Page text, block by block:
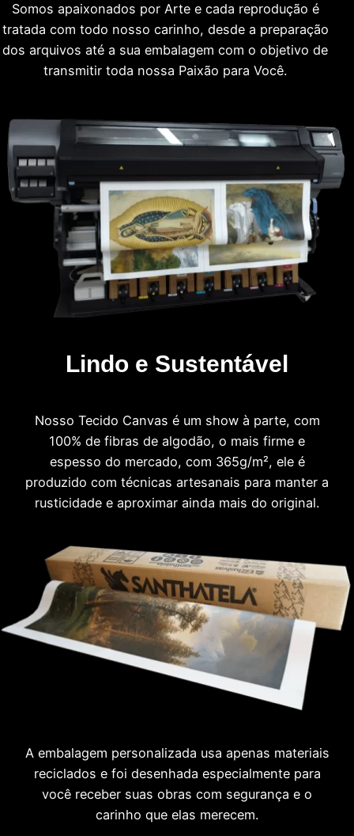
Somos apaixonados por Arte e cada reprodução é
tratada com todo nosso carinho, desde a preparação
dos arquivos até a sua embalagem com o objetivo de
transmitir toda nossa Paixão para Você.
Lindo e Sustentável
Nosso Tecido Canvas é um show à parte, com
100% de fibras de algodão, o mais firme e
espesso do mercado, com 365g/m², ele é
produzido com técnicas artesanais para manter a
rusticidade e aproximar ainda mais do original.
A embalagem personalizada usa apenas materiais
reciclados e foi desenhada especialmente para
você receber suas obras com segurança e o
carinho que elas merecem.